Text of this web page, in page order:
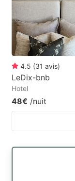
4.5 (31 avis)
LeDix-bnb
Hotel
48€ /nuit